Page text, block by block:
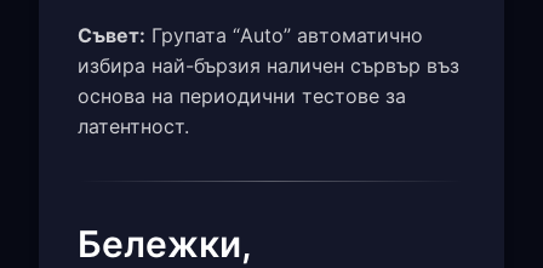
Съвет: Групата “Auto” автоматично
избира най-бързия наличен сървър въз
основа на периодични тестове за
латентност.
Бележки,